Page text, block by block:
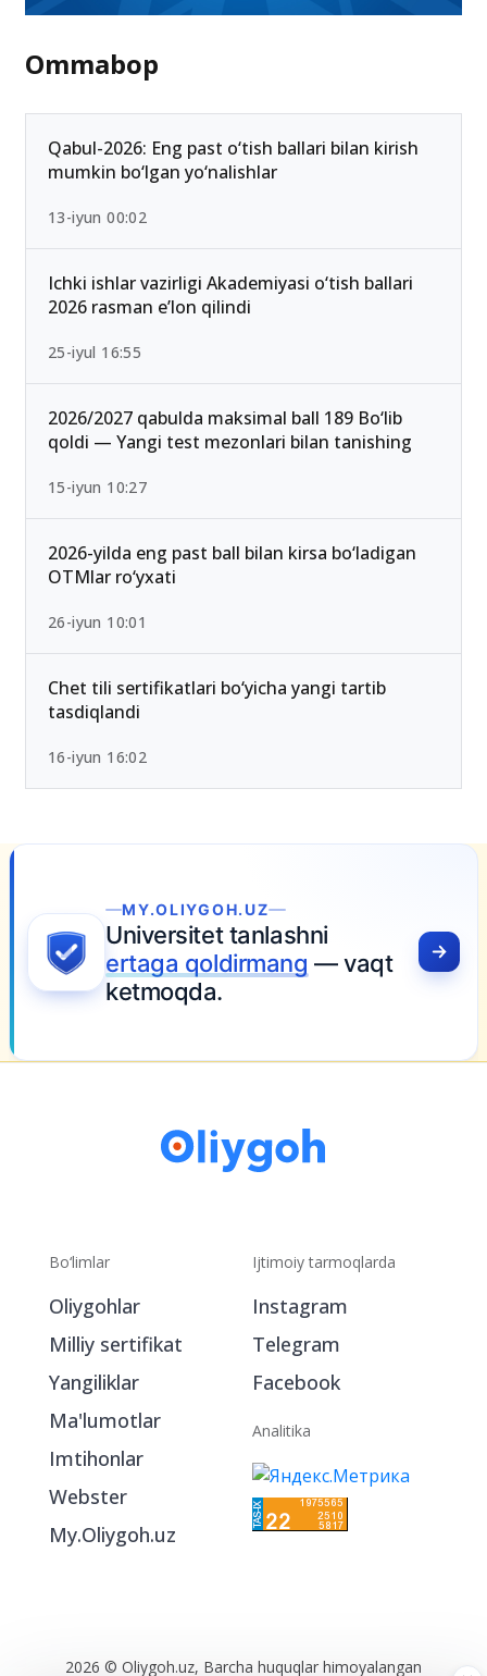
Ommabop
Qabul-2026: Eng past o‘tish ballari bilan kirish
mumkin bo‘lgan yo‘nalishlar
13-iyun 00:02
Ichki ishlar vazirligi Akademiyasi o‘tish ballari
2026 rasman e’lon qilindi
25-iyul 16:55
2026/2027 qabulda maksimal ball 189 Bo‘lib
qoldi — Yangi test mezonlari bilan tanishing
15-iyun 10:27
2026-yilda eng past ball bilan kirsa bo‘ladigan
OTMlar ro‘yxati
26-iyun 10:01
Chet tili sertifikatlari bo‘yicha yangi tartib
tasdiqlandi
16-iyun 16:02
tanlashni
— vaqt
Bo‘limlar
Oliygohlar
Imtihonlar
Ijtimoiy tarmoqlarda
Telegram
Facebook
Analitika